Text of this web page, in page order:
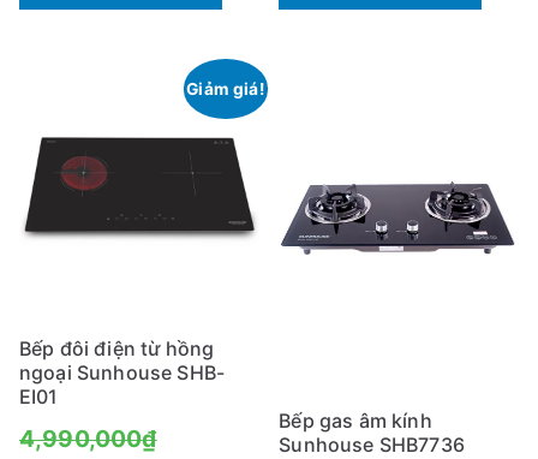
Giảm giá!
Bếp đôi điện từ hồng
ngoại Sunhouse SHB-
EI01
4,990,000₫Giá
Bếp gas âm kính
Sunhouse SHB7736